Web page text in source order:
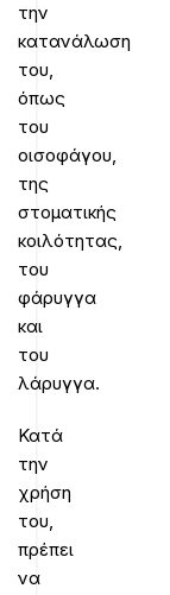
την
κατανάλωση
του,
όπως
του
οισοφάγου,
της
στοματικής
κοιλότητας,
του
φάρυγγα
και
του
λάρυγγα.
Κατά
την
χρήση
του,
πρέπει
να